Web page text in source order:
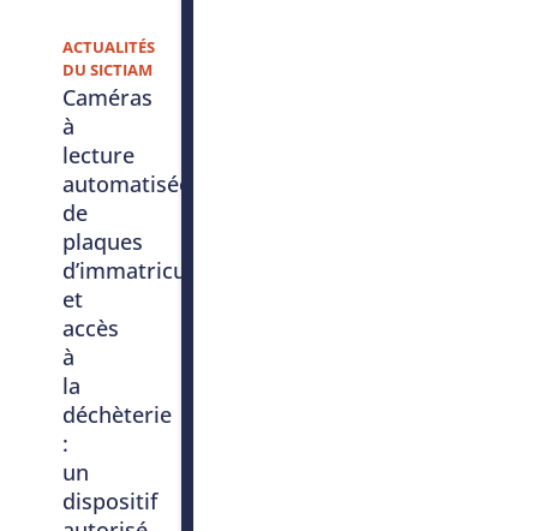
ACTUALITÉS
DU SICTIAM
Caméras
à
lecture
automatisée
de
plaques
d’immatriculation
et
accès
à
la
déchèterie
:
un
dispositif